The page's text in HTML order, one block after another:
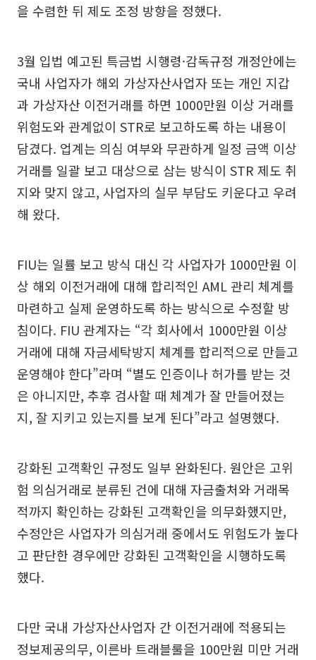
을 수렴한 뒤 제도 조정 방향을 정했다.
3월 입법 예고된 특금법 시행령·감독규정 개정안에는
국내 사업자가 해외 가상자산사업자 또는 개인 지갑
과 가상자산 이전거래를 하면 1000만원 이상 거래를
위험도와 관계없이 STR로 보고하도록 하는 내용이
담겼다. 업계는 의심 여부와 무관하게 일정 금액 이상
거래를 일괄 보고 대상으로 삼는 방식이 STR 제도 취
지와 맞지 않고, 사업자의 실무 부담도 키운다고 우려
해 왔다.
FIU는 일률 보고 방식 대신 각 사업자가 1000만원 이
상 해외 이전거래에 대해 합리적인 AML 관리 체계를
마련하고 실제 운영하도록 하는 방식으로 수정할 방
침이다. FIU 관계자는 “각 회사에서 1000만원 이상
거래에 대해 자금세탁방지 체계를 합리적으로 만들고
운영해야 한다”라며 “별도 인증이나 허가를 받는 것
은 아니지만, 추후 검사할 때 체계가 잘 만들어졌는
지, 잘 지키고 있는지를 보게 된다”라고 설명했다.
강화된 고객확인 규정도 일부 완화된다. 원안은 고위
험 의심거래로 분류된 건에 대해 자금출처와 거래목
적까지 확인하는 강화된 고객확인을 의무화했지만,
수정안은 사업자가 의심거래 중에서도 위험도가 높다
고 판단한 경우에만 강화된 고객확인을 시행하도록
했다.
다만 국내 가상자산사업자 간 이전거래에 적용되는
정보제공의무, 이른바 트래블룰을 100만원 미만 거래